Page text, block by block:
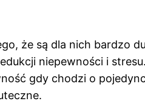
że są dla nich bardzo
niepewności i
gdy chodzi o